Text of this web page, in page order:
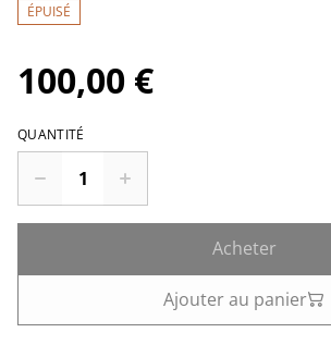
ÉPUISÉ
100,00 €
QUANTITÉ
Acheter
Ajouter au panier